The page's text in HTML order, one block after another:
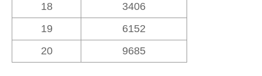
18
3406
19
6152
20
9685